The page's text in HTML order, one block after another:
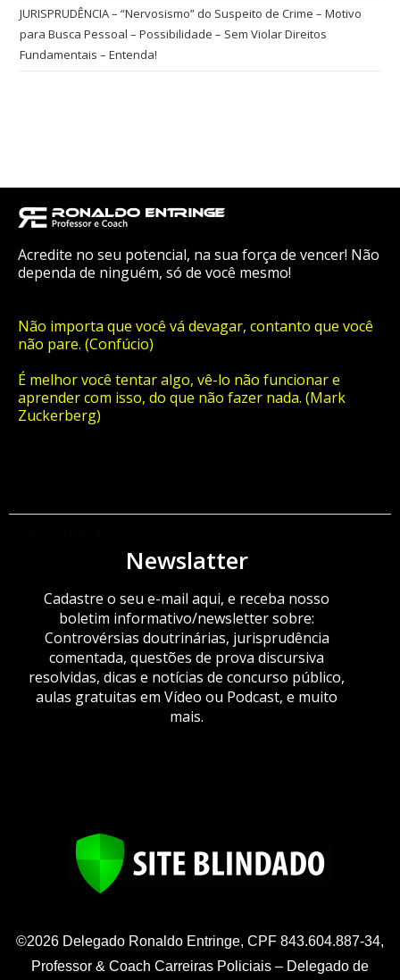
JURISPRUDÊNCIA – “Nervosismo” do Suspeito de Crime – Motivo
para Busca Pessoal – Possibilidade – Sem Violar Direitos
Fundamentais – Entenda!
Acredite no seu potencial, na sua força de vencer! Não
dependa de ninguém, só de você mesmo!
Não importa que você vá devagar, contanto que você
não pare. (Confúcio)
É melhor você tentar algo, vê-lo não funcionar e
aprender com isso, do que não fazer nada. (Mark
Zuckerberg)
Newslatter
Cadastre o seu e-mail aqui, e receba nosso
boletim informativo/newsletter sobre:
Controvérsias doutrinárias, jurisprudência
comentada, questões de prova discursiva
resolvidas, dicas e notícias de concurso público,
aulas gratuitas em Vídeo ou Podcast, e muito
mais.
©2026 Delegado Ronaldo Entringe, CPF 843.604.887-34,
Professor & Coach Carreiras Policiais – Delegado de